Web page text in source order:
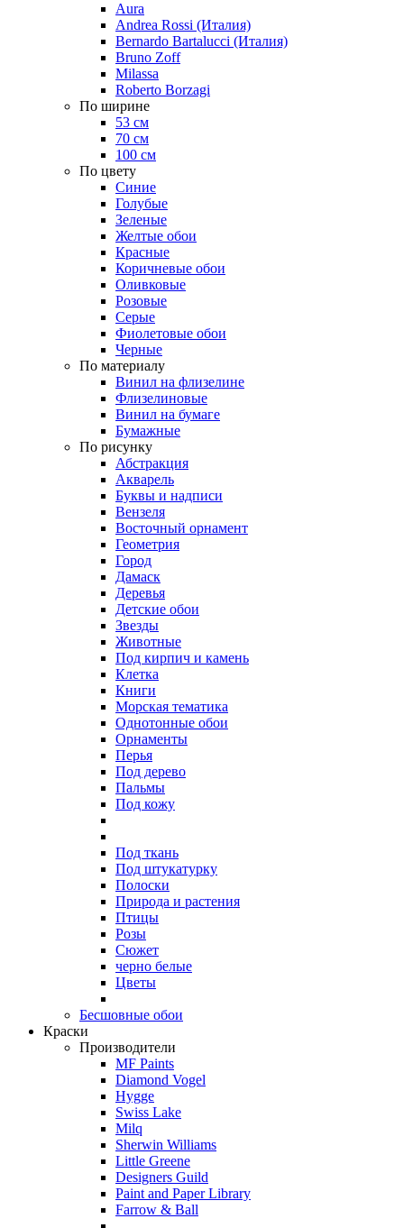
Aura
Andrea Rossi (Италия)
Bernardo Bartalucci (Италия)
Bruno Zoff
Milassa
Roberto Borzagi
По ширине
53 см
70 см
100 см
По цвету
Синие
Голубые
Зеленые
Желтые обои
Красные
Коричневые обои
Оливковые
Розовые
Серые
Фиолетовые обои
Черные
По материалу
Винил на флизелине
Флизелиновые
Винил на бумаге
Бумажные
По рисунку
Абстракция
Акварель
Буквы и надписи
Вензеля
Восточный орнамент
Геометрия
Город
Дамаск
Деревья
Детские обои
Звезды
Животные
Под кирпич и камень
Клетка
Книги
Морская тематика
Однотонные обои
Орнаменты
Перья
Под дерево
Пальмы
Под кожу
Под ткань
Под штукатурку
Полоски
Природа и растения
Птицы
Розы
Сюжет
черно белые
Цветы
Бесшовные обои
Краски
Производители
MF Paints
Diamond Vogel
Hygge
Swiss Lake
Milq
Sherwin Williams
Little Greene
Designers Guild
Paint and Paper Library
Farrow & Ball